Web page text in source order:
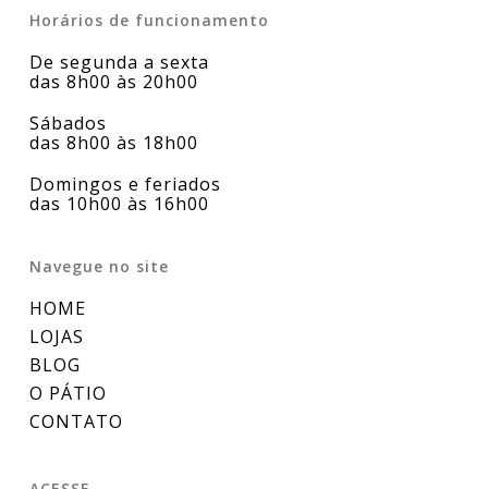
Horários de funcionamento
De segunda a sexta
das 8h00 às 20h00
Sábados
das 8h00 às 18h00
Domingos e feriados
das 10h00 às 16h00
Navegue no site
HOME
LOJAS
BLOG
O PÁTIO
CONTATO